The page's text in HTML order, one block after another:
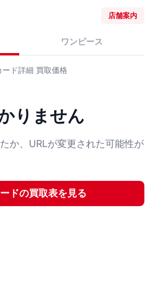
店舗案内
ワンピース
ード詳細 買取価格
りません
か、URLが変更された可能性が
ドの買取表を見る